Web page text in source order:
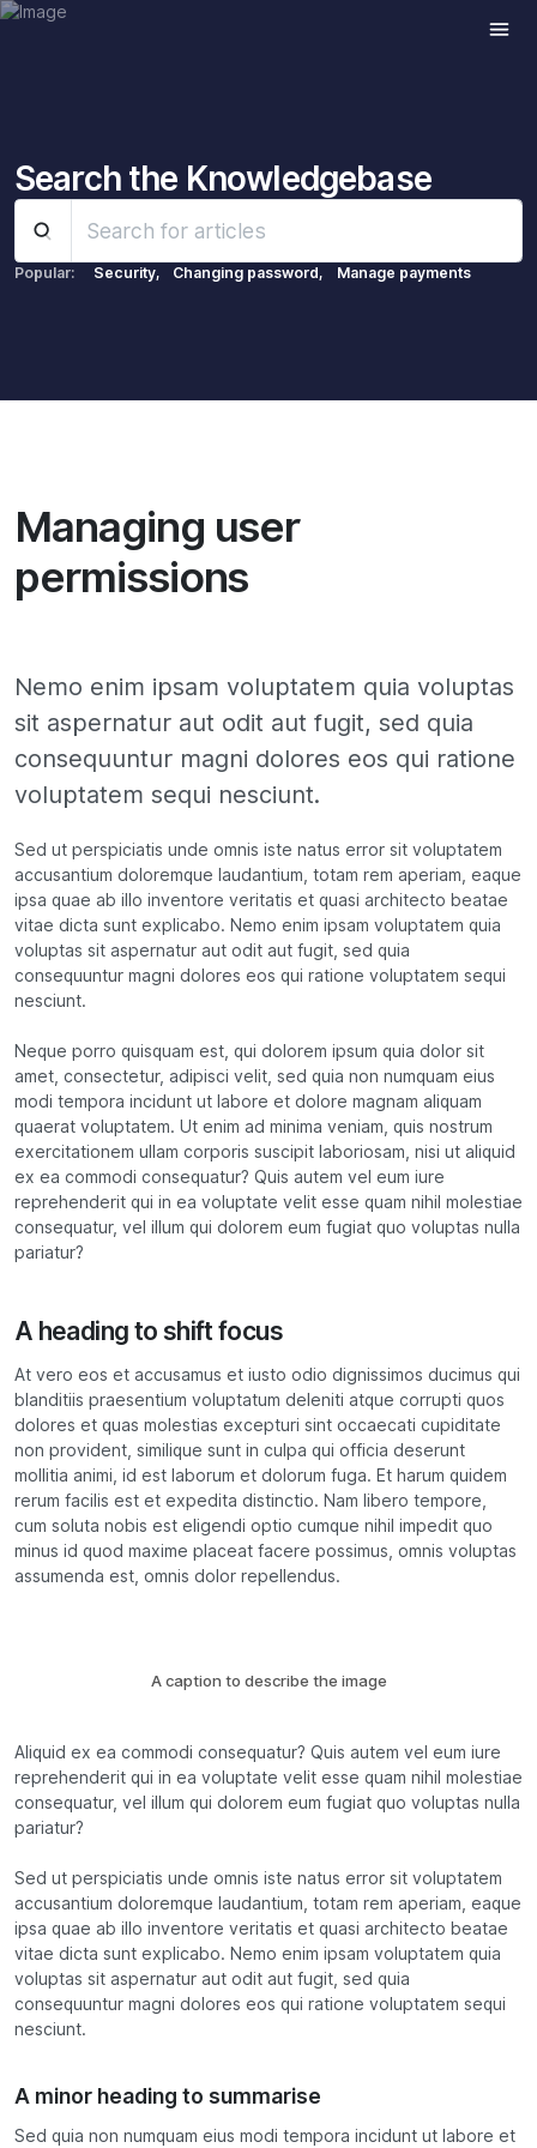
Search the Knowledgebase
Popular: Security, Changing password, Manage payments
Managing user
permissions
Nemo enim ipsam voluptatem quia voluptas
sit aspernatur aut odit aut fugit, sed quia
consequuntur magni dolores eos qui ratione
voluptatem sequi nesciunt.
Sed ut perspiciatis unde omnis iste natus error sit voluptatem
accusantium doloremque laudantium, totam rem aperiam, eaque
ipsa quae ab illo inventore veritatis et quasi architecto beatae
vitae dicta sunt explicabo. Nemo enim ipsam voluptatem quia
voluptas sit aspernatur aut odit aut fugit, sed quia
consequuntur magni dolores eos qui ratione voluptatem sequi
nesciunt.
Neque porro quisquam est, qui dolorem ipsum quia dolor sit
amet, consectetur, adipisci velit, sed quia non numquam eius
modi tempora incidunt ut labore et dolore magnam aliquam
quaerat voluptatem. Ut enim ad minima veniam, quis nostrum
exercitationem ullam corporis suscipit laboriosam, nisi ut aliquid
ex ea commodi consequatur? Quis autem vel eum iure
reprehenderit qui in ea voluptate velit esse quam nihil molestiae
consequatur, vel illum qui dolorem eum fugiat quo voluptas nulla
pariatur?
A heading to shift focus
At vero eos et accusamus et iusto odio dignissimos ducimus qui
blanditiis praesentium voluptatum deleniti atque corrupti quos
dolores et quas molestias excepturi sint occaecati cupiditate
non provident, similique sunt in culpa qui officia deserunt
mollitia animi, id est laborum et dolorum fuga. Et harum quidem
rerum facilis est et expedita distinctio. Nam libero tempore,
cum soluta nobis est eligendi optio cumque nihil impedit quo
minus id quod maxime placeat facere possimus, omnis voluptas
assumenda est, omnis dolor repellendus.
A caption to describe the image
Aliquid ex ea commodi consequatur? Quis autem vel eum iure
reprehenderit qui in ea voluptate velit esse quam nihil molestiae
consequatur, vel illum qui dolorem eum fugiat quo voluptas nulla
pariatur?
Sed ut perspiciatis unde omnis iste natus error sit voluptatem
accusantium doloremque laudantium, totam rem aperiam, eaque
ipsa quae ab illo inventore veritatis et quasi architecto beatae
vitae dicta sunt explicabo. Nemo enim ipsam voluptatem quia
voluptas sit aspernatur aut odit aut fugit, sed quia
consequuntur magni dolores eos qui ratione voluptatem sequi
nesciunt.
A minor heading to summarise
Sed quia non numquam eius modi tempora incidunt ut labore et